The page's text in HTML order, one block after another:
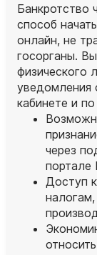
Банкротство
способ
онлайн, не
госорганы.
физического
уведомления
кабинете и
через
портале
Доступ